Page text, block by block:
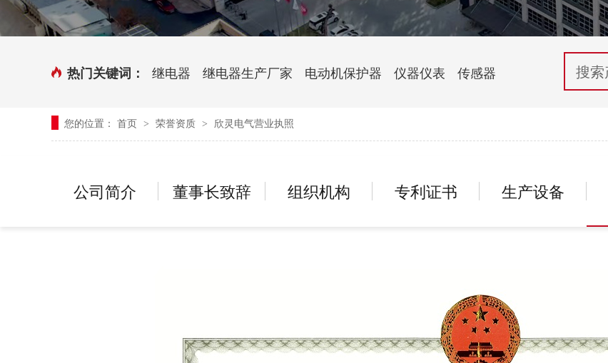
时控开关
新能源继电器
传感器端子台 配电控制 纺织机械行业 电气百科
常见问题
技术支持
热门关键词： 继电器 继电器生产厂家 电动机保护器 仪器仪表 传感器
您的位置： 首页 > 荣誉资质 > 欣灵电气营业执照
公司简介 董事长致辞 组织机构 专利证书 生产设备